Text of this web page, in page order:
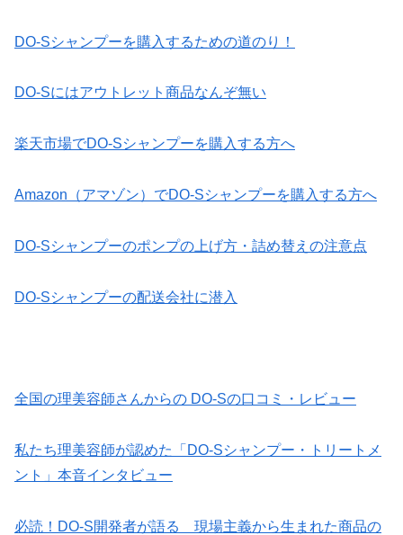
DO-Sシャンプーを購入するための道のり！
DO-Sにはアウトレット商品なんぞ無い
楽天市場でDO-Sシャンプーを購入する方へ
Amazon（アマゾン）でDO-Sシャンプーを購入する方へ
DO-Sシャンプーのポンプの上げ方・詰め替えの注意点
DO-Sシャンプーの配送会社に潜入
全国の理美容師さんからの DO-Sの口コミ・レビュー
私たち理美容師が認めた「DO-Sシャンプー・トリートメ
ント」本音インタビュー
必読！DO-S開発者が語る 現場主義から生まれた商品の